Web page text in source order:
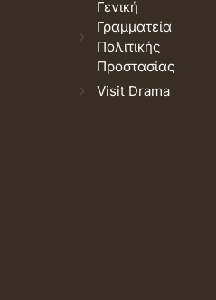
Γενική
Γραμματεία
Πολιτικής
Προστασίας
Visit Drama